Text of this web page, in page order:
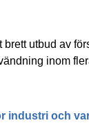
utbud av
inom
industri och